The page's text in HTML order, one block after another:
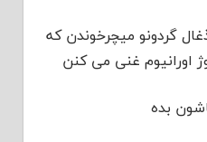
گردونو میچرخوندن که
اورانیوم غنی می کنن
بده